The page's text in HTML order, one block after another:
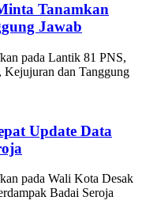
Tanamkan
Jawab
pada Lantik 81 PNS,
dan Tanggung
Update Data
pada Wali Kota Desak
Badai Seroja